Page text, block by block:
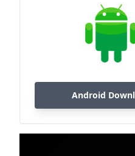
Android